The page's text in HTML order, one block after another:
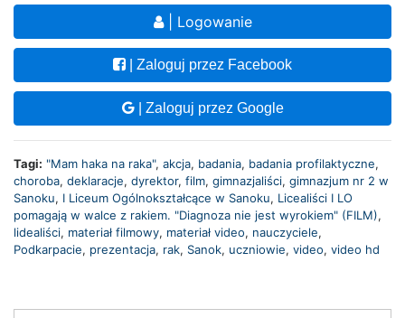
| Logowanie
| Zaloguj przez Facebook
| Zaloguj przez Google
Tagi: "Mam haka na raka", akcja, badania, badania profilaktyczne,
choroba, deklaracje, dyrektor, film, gimnazjaliści, gimnazjum nr 2 w
Sanoku, I Liceum Ogólnokształcące w Sanoku, Licealiści I LO
pomagają w walce z rakiem. "Diagnoza nie jest wyrokiem" (FILM),
lidealiści, materiał filmowy, materiał video, nauczyciele,
Podkarpacie, prezentacja, rak, Sanok, uczniowie, video, video hd